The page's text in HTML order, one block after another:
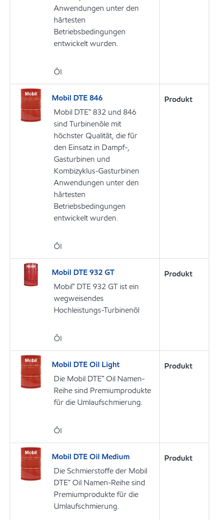
Anwendungen unter den
härtesten
Betriebsbedingungen
entwickelt wurden.
Öl
Mobil DTE 846
Mobil DTE™ 832 und 846
sind Turbinenöle mit
höchster Qualität, die für
den Einsatz in Dampf-,
Gasturbinen und
Kombizyklus-Gasturbinen
Anwendungen unter den
härtesten
Betriebsbedingungen
entwickelt wurden.
Öl
Produkt
Mobil DTE 932 GT
Mobil™ DTE 932 GT ist ein
wegweisendes
Hochleistungs-Turbinenöl
Öl
Produkt
Mobil DTE Oil Light
Die Mobil DTE™ Oil Namen-
Reihe sind Premiumprodukte
für die Umlaufschmierung.
Öl
Produkt
Mobil DTE Oil Medium
Die Schmierstoffe der Mobil
DTE™ Oil Namen-Reihe sind
Premiumprodukte für die
Umlaufschmierung.
Produkt